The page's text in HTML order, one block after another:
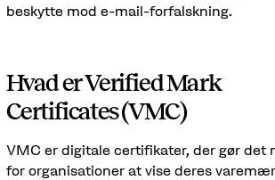
beskytte mod e-mail-forfalskning.
Hvad er Verified Mark
Certificates (VMC)
VMC er digitale certifikater, der gør det
for organisationer at vise deres